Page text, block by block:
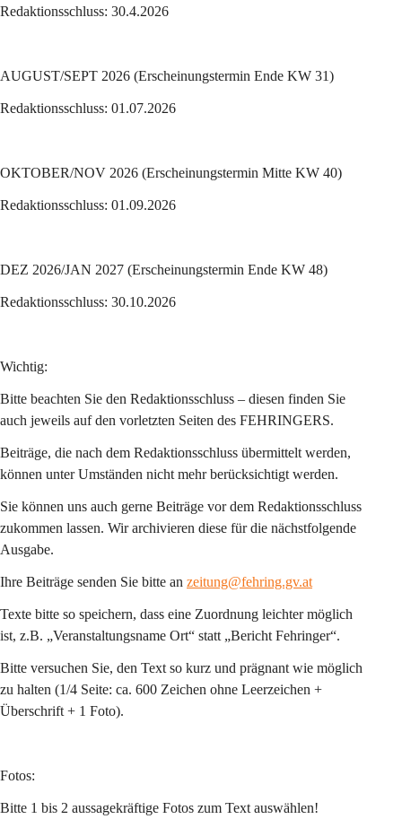
Redaktionsschluss: 30.4.2026
AUGUST/SEPT 2026 (Erscheinungstermin Ende KW 31)
Redaktionsschluss: 01.07.2026
OKTOBER/NOV 2026 (Erscheinungstermin Mitte KW 40)
Redaktionsschluss: 01.09.2026
DEZ 2026/JAN 2027 (Erscheinungstermin Ende KW 48)
Redaktionsschluss: 30.10.2026
Wichtig:
Bitte beachten Sie den Redaktionsschluss – diesen finden Sie
auch jeweils auf den vorletzten Seiten des FEHRINGERS.
Beiträge, die nach dem Redaktionsschluss übermittelt werden,
können unter Umständen nicht mehr berücksichtigt werden.
Sie können uns auch gerne Beiträge vor dem Redaktionsschluss
zukommen lassen. Wir archivieren diese für die nächstfolgende
Ausgabe.
Ihre Beiträge senden Sie bitte an zeitung@fehring.gv.at
Texte bitte so speichern, dass eine Zuordnung leichter möglich
ist, z.B. „Veranstaltungsname Ort“ statt „Bericht Fehringer“.
Bitte versuchen Sie, den Text so kurz und prägnant wie möglich
zu halten (1/4 Seite: ca. 600 Zeichen ohne Leerzeichen +
Überschrift + 1 Foto).
Fotos:
Bitte 1 bis 2 aussagekräftige Fotos zum Text auswählen!